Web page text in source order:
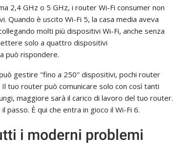
2,4 GHz o 5 GHz, i router Wi-Fi consumer non
è uscito Wi-Fi 5, la casa media aveva
molti più dispositivi Wi-Fi, anche senza
solo a quattro dispositivi
può rispondere.
gestire "fino a 250" dispositivi, pochi router
tuo router può comunicare solo con così tanti
maggiore sarà il carico di lavoro del tuo router.
passo. È qui che entra in gioco il Wi-Fi 6.
i moderni problemi